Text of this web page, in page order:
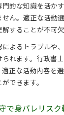
的な知識を活か
ん。適正な活動
することが不可欠
よるトラブルや
れます。行政書
正な活動内容を
できます。
で身バレリスク